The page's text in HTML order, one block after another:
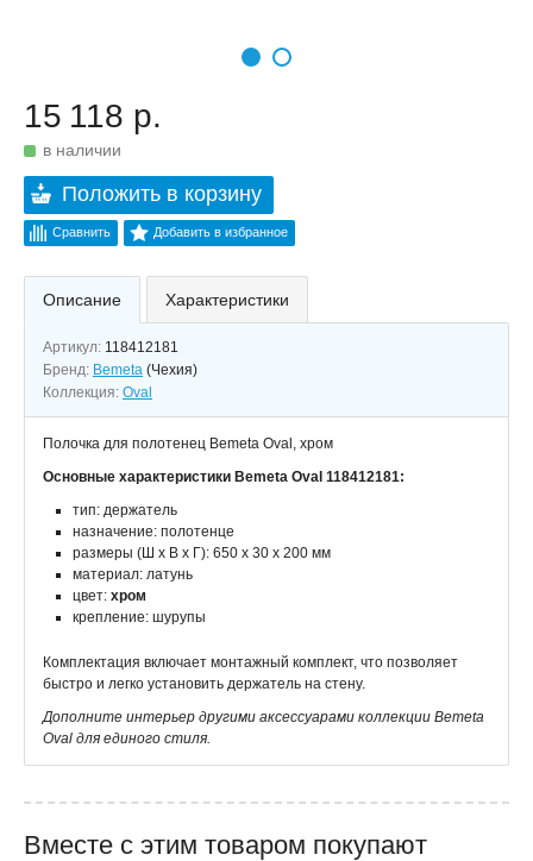
15 118 р.
в наличии
Положить в корзину
Сравнить Добавить в избранное
Описание Характеристики
Артикул: 118412181
Бренд: Bemeta (Чехия)
Коллекция: Oval
Полочка для полотенец Bemeta Oval, хром
Основные характеристики Bemeta Oval 118412181:
тип: держатель
назначение: полотенце
размеры (Ш х В х Г): 650 х 30 х 200 мм
материал: латунь
цвет: хром
крепление: шурупы
Комплектация включает монтажный комплект, что позволяет
быстро и легко установить держатель на стену.
Дополните интерьер другими аксессуарами коллекции Bemeta
Oval для единого стиля.
Вместе с этим товаром покупают